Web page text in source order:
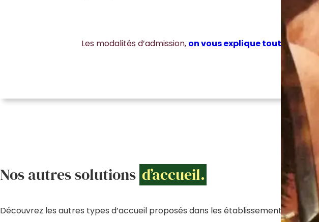
Les modalités d’admission, on vous explique tout
Nos autres solutions d’accueil.
Découvrez les autres types d’accueil proposés dans les établissements Colisée.